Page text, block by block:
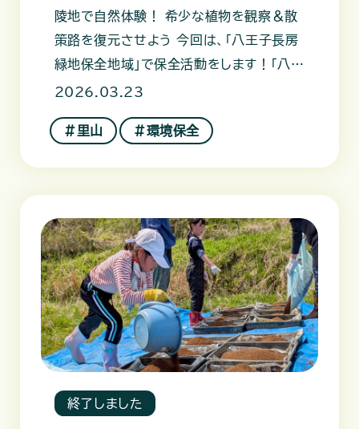
陵地で自然体験！ 希少な植物を観察＆散
策路を復元させよう 今回は、「八王子長房
緑地保全地域」で保全活動をします！「八王
子長房緑地保全地域」は、八
2026.03.23
＃里山 ＃環境保全
終了しました